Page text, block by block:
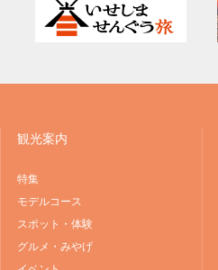
観光案内
特集
モデルコース
スポット・体験
グルメ・みやげ